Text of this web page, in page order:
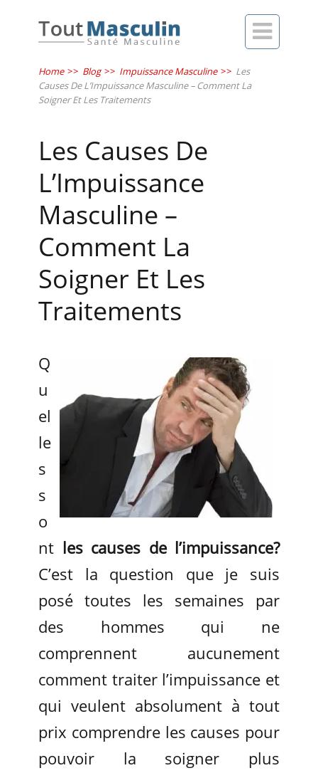

Home >> Blog >> Impuissance Masculine >> Les
Causes De L’Impuissance Masculine – Comment La
Soigner Et Les Traitements
Les Causes De
L’Impuissance
Masculine –
Comment La
Soigner Et Les
Traitements
Q
u
el
le
s
s
o
nt les causes de l’impuissance?
C’est la question que je suis
posé toutes les semaines par
des hommes qui ne
comprennent aucunement
comment traiter l’impuissance et
qui veulent absolument à tout
prix comprendre les causes pour
pouvoir la soigner plus